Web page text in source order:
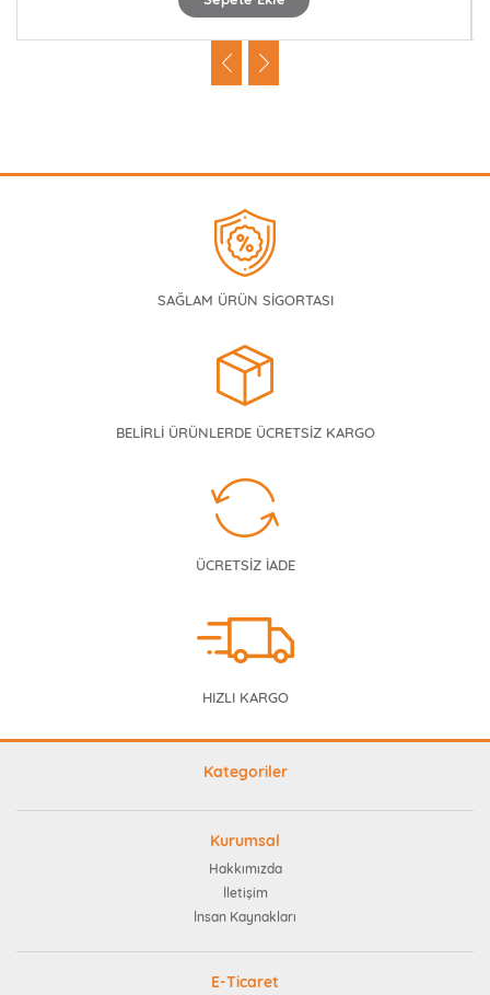
SAĞLAM ÜRÜN SİGORTASI
BELİRLİ ÜRÜNLERDE ÜCRETSİZ KARGO
ÜCRETSİZ İADE
HIZLI KARGO
Kategoriler
Kurumsal
Hakkımızda
İletişim
İnsan Kaynakları
E-Ticaret